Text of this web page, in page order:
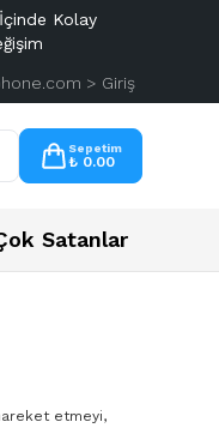
Kolay
> Giriş
Sepetim
₺ 0.00
Satanlar
etmeyi,